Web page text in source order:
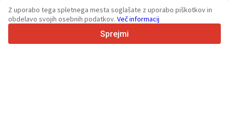
36 Podprtih jezikov
4.7/5
Z uporabo tega spletnega mesta soglašate z uporabo piškotkov in
obdelavo svojih osebnih podatkov. Več informacij
Sprejmi